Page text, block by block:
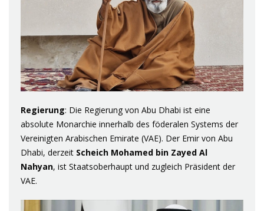
Regierung: Die Regierung von Abu Dhabi ist eine
absolute Monarchie innerhalb des föderalen Systems der
Vereinigten Arabischen Emirate (VAE). Der Emir von Abu
Dhabi, derzeit Scheich Mohamed bin Zayed Al
Nahyan, ist Staatsoberhaupt und zugleich Präsident der
VAE.